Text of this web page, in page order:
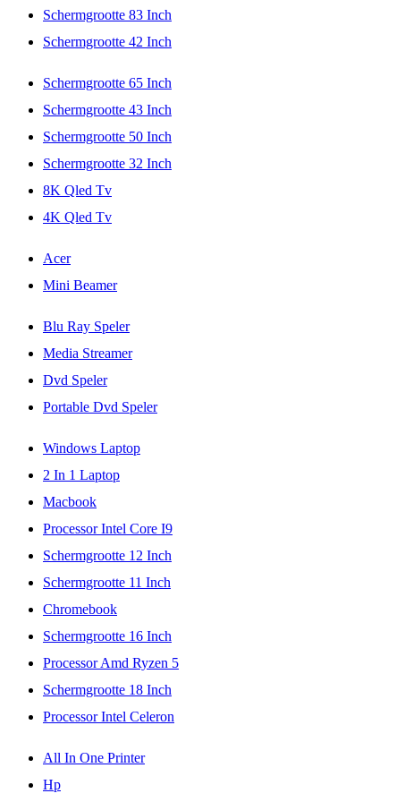
Schermgrootte 83 Inch
Schermgrootte 42 Inch
Schermgrootte 65 Inch
Schermgrootte 43 Inch
Schermgrootte 50 Inch
Schermgrootte 32 Inch
8K Qled Tv
4K Qled Tv
Acer
Mini Beamer
Blu Ray Speler
Media Streamer
Dvd Speler
Portable Dvd Speler
Windows Laptop
2 In 1 Laptop
Macbook
Processor Intel Core I9
Schermgrootte 12 Inch
Schermgrootte 11 Inch
Chromebook
Schermgrootte 16 Inch
Processor Amd Ryzen 5
Schermgrootte 18 Inch
Processor Intel Celeron
All In One Printer
Hp